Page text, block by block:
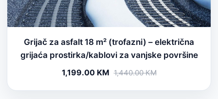
Grijač za asfalt 18 m² (trofazni) – električna
grijaća prostirka/kablovi za vanjske površine
1,199.00 KM 1,440.00 KM